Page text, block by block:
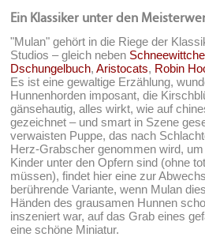
Ein Klassiker unter den
"Mulan" gehört in die Riege der
Studios – gleich neben
Dschungelbuch,Aristocats, Robin
Es ist eine gewaltige Erzählung,
Hunnenhorden imposant, die
gänsehautig, alles wirkt, wie auf
gezeichnet – und smart in Szene
verwaisten Puppe, das nach
Herz-Grabscher genommen wird,
Kinder unter den Opfern sind (ohne
müssen), findet hier eine zur
berührende Variante, wenn Mulan
Händen des grausamen Hunnen
inszeniert war, auf das Grab eines
eine schöne Miniatur.